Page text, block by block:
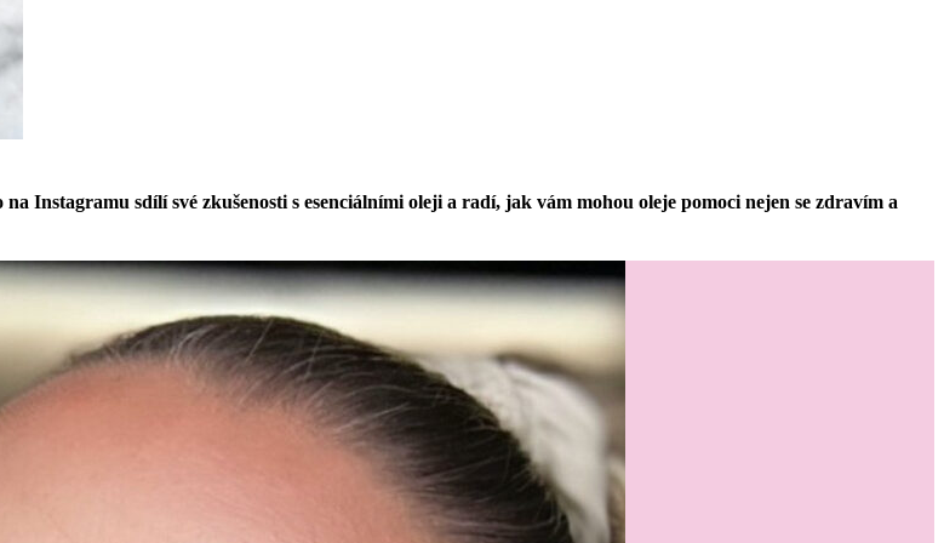
Instagramu sdílí své zkušenosti s esenciálními oleji a radí, jak vám mohou oleje pomoci nejen se zdravím a